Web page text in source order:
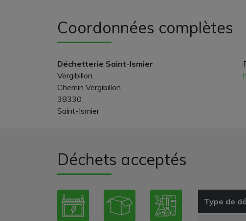
Coordonnées complètes
Déchetterie Saint-Ismier
Vergibillon
Chemin Vergibillon
38330
Saint-Ismier
Déchets acceptés
Type de